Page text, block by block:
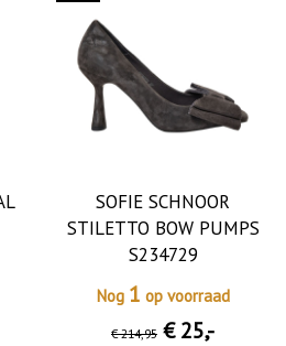
SOFIE SCHNOOR
STILETTO BOW PUMPS
S234729
Nog 1 op voorraad
€ 214,95 € 25,-